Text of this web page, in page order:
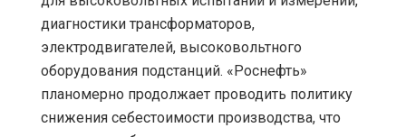
диагностики трансформаторов,
электродвигателей, высоковольтного
оборудования подстанций. «Роснефть»
планомерно продолжает проводить политику
снижения себестоимости производства, что